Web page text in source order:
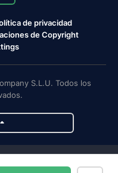
de privacidad
de Copyright
S.L.U. Todos los